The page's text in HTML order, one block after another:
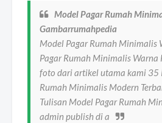
Model Pagar Rumah
Gambarrumahpedia
Model Pagar Rumah Minimalis
Pagar Rumah Minimalis
foto dari artikel utama kami 35
Rumah Minimalis Modern
Tulisan Model Pagar Rumah
admin publish di a